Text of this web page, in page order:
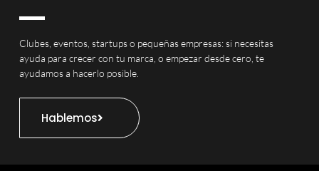
Clubes, eventos, startups o pequeñas empresas: si necesitas
ayuda para crecer con tu marca, o empezar desde cero, te
ayudamos a hacerlo posible.
Hablemos